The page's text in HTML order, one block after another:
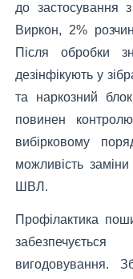
до застосування
Виркон, 2%
Після обробки
дезінфікують у
та наркозний
повинен
вибірковому
можливість
ШВЛ.
Профілактика
вигодовування.